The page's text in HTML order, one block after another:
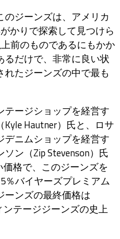
ジーンズは、アメリカ
かりで探索して見つけら
前のものであるにもかか
だけで、非常に良い状
たジーンズの中で最も
ージショップを経営す
Hautner）氏と、ロサ
デニムショップを経営す
ン（Zip Stevenson）氏
格で、このジーンズを
％バイヤーズプレミアム
ーンズの最終価格は
テージジーンズの史上